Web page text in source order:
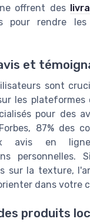
offrent des
pour rendre
et
sont
les plateformes
pour des
87% des
avis en
personnelles.
sur la texture,
dans votre
produits